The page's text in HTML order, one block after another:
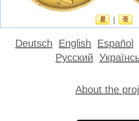
是 否
Deutsch English Español
Русский
About the